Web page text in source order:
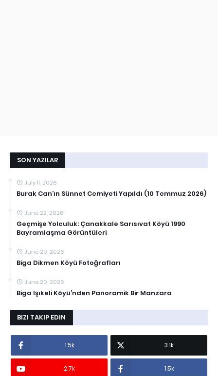
SON YAZILAR
July 11, 2026
Burak Can’ın Sünnet Cemiyeti Yapıldı (10 Temmuz 2026)
June 22, 2026
Geçmişe Yolculuk: Çanakkale Sarısıvat Köyü 1990
Bayramlaşma Görüntüleri
June 20, 2026
Biga Dikmen Köyü Fotoğrafları
June 20, 2026
Biga Işıkeli Köyü’nden Panoramik Bir Manzara
BIZI TAKIP EDIN
1.5k 3.1k
2.7k 1.5k